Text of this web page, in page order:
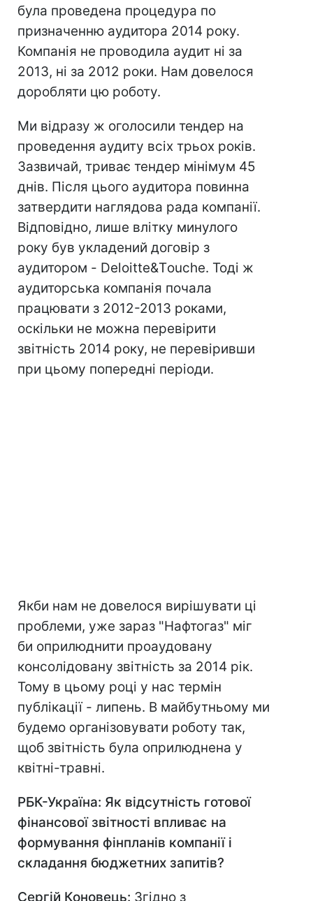
була проведена процедура по
призначенню аудитора 2014 року.
Компанія не проводила аудит ні за
2013, ні за 2012 роки. Нам довелося
доробляти цю роботу.
Ми відразу ж оголосили тендер на
проведення аудиту всіх трьох років.
Зазвичай, триває тендер мінімум 45
днів. Після цього аудитора повинна
затвердити наглядова рада компанії.
Відповідно, лише влітку минулого
року був укладений договір з
аудитором - Deloitte&Тouche. Тоді ж
аудиторська компанія почала
працювати з 2012-2013 роками,
оскільки не можна перевірити
звітність 2014 року, не перевіривши
при цьому попередні періоди.
Якби нам не довелося вирішувати ці
проблеми, уже зараз "Нафтогаз" міг
би оприлюднити проаудовану
консолідовану звітність за 2014 рік.
Тому в цьому році у нас термін
публікації - липень. В майбутньому ми
будемо організовувати роботу так,
щоб звітність була оприлюднена у
квітні-травні.
РБК-Україна: Як відсутність готової
фінансової звітності впливає на
формування фінпланів компанії і
складання бюджетних запитів?
Сергій Коновець: Згідно з